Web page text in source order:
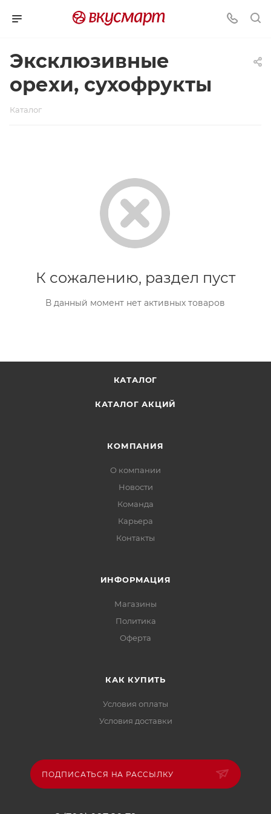
Эксклюзивные
орехи, сухофрукты
Каталог
К сожалению, раздел пуст
В данный момент нет активных товаров
КАТАЛОГ
КАТАЛОГ АКЦИЙ
КОМПАНИЯ
О компании
Новости
Команда
Карьера
Контакты
ИНФОРМАЦИЯ
Магазины
Политика
Офертa
КАК КУПИТЬ
Условия оплаты
Условия доставки
ПОДПИСАТЬСЯ НА РАССЫЛКУ